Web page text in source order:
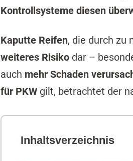
Kontrollsysteme diesen
Kaputte Reifen, die durch zu
weiteres Risiko dar –
auch mehr Schaden
für PKW gilt, betrachtet der
Inhaltsverzeichnis